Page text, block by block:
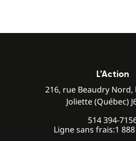
L’Action
216, rue Beaudry Nord,
Joliette (Québec)
514 394-
Ligne sans frais:1